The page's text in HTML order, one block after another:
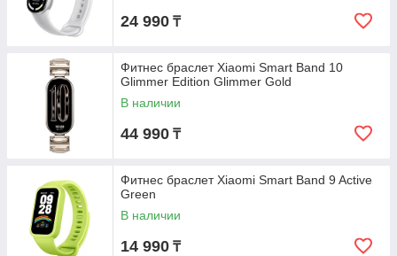
24 990 ₸
Фитнес браслет Xiaomi Smart Band 10
Glimmer Edition Glimmer Gold
В наличии
44 990 ₸
Фитнес браслет Xiaomi Smart Band 9 Active
Green
В наличии
14 990 ₸